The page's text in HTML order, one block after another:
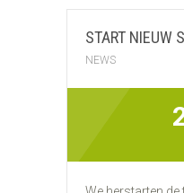
START NIEUW
NEWS